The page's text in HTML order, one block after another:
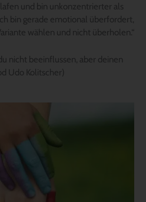
und bin unkonzentrierter als
bin gerade emotional überfordert,
wählen und nicht überholen.“
nicht beeinflussen, aber deinen
Udo Kolitscher)